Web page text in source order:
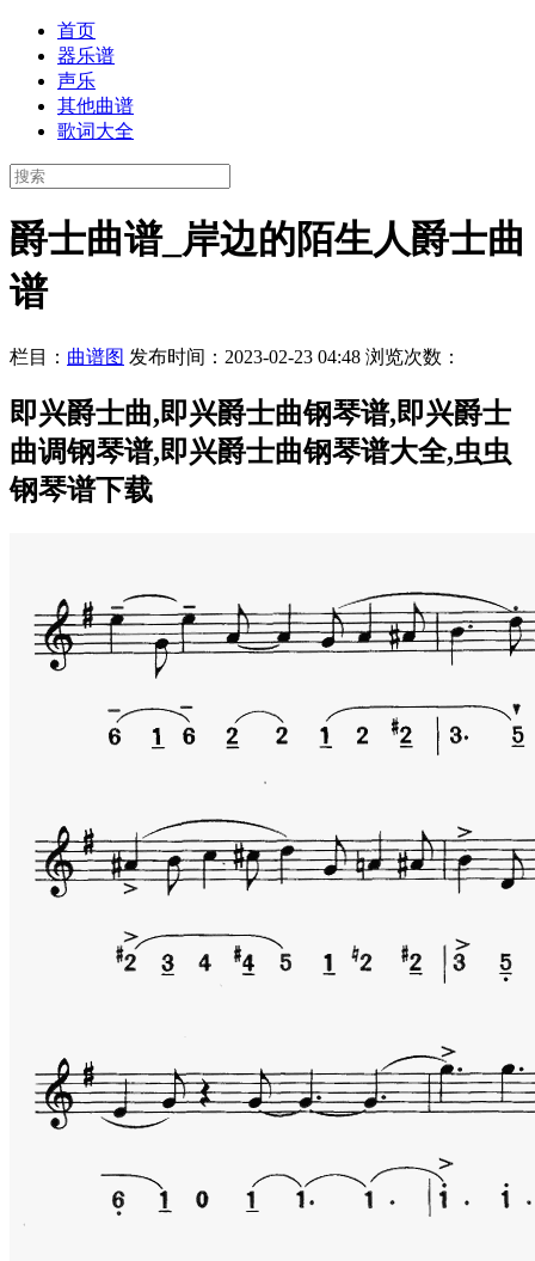
首页
器乐谱
声乐
其他曲谱
歌词大全
爵士曲谱_岸边的陌生人爵士曲
谱
栏目： 曲谱图 发布时间：2023-02-23 04:48 浏览次数：
即兴爵士曲,即兴爵士曲钢琴谱,即兴爵士
曲调钢琴谱,即兴爵士曲钢琴谱大全,虫虫
钢琴谱下载